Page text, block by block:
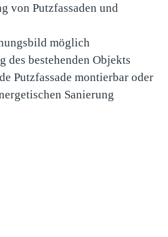
von Putzfassaden und
möglich
des bestehenden Objekts
Putzfassade montierbar oder
Sanierung